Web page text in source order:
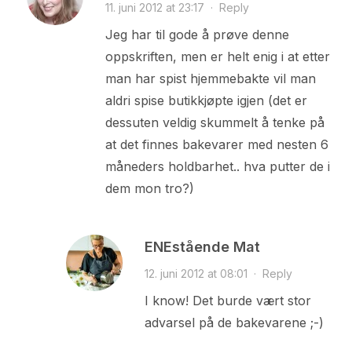
11. juni 2012 at 23:17 · Reply
Jeg har til gode å prøve denne
oppskriften, men er helt enig i at etter
man har spist hjemmebakte vil man
aldri spise butikkjøpte igjen (det er
dessuten veldig skummelt å tenke på
at det finnes bakevarer med nesten 6
måneders holdbarhet.. hva putter de i
dem mon tro?)
ENEstående Mat
12. juni 2012 at 08:01 · Reply
I know! Det burde vært stor
advarsel på de bakevarene ;-)